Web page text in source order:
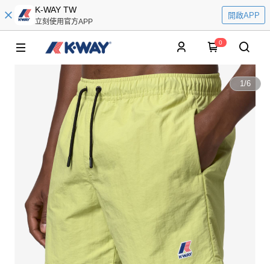
K-WAY TW
立刻使用官方APP
開啟APP
0
1/6